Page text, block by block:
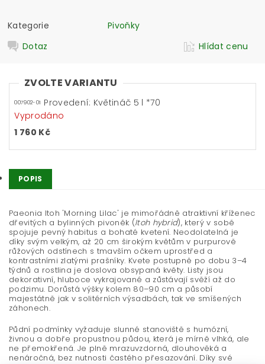
Kategorie
Pivoňky
Dotaz
Hlídat cenu
ZVOLTE VARIANTU
007902-01 Provedení: Květináč 5 l *70
Vyprodáno
1 760 Kč
POPIS
Paeonia Itoh 'Morning Lilac' je mimořádně atraktivní kříženec
dřevitých a bylinných pivoněk (Itoh hybrid), který v sobě
spojuje pevný habitus a bohaté kvetení. Neodolatelná je
díky svým velkým, až 20 cm širokým květům v purpurově
růžových odstínech s tmavším očkem uprostřed a
kontrastními zlatými prašníky. Kvete postupně po dobu 3–4
týdnů a rostlina je doslova obsypaná květy. Listy jsou
dekorativní, hluboce vykrajované a zůstávají svěží až do
podzimu. Dorůstá výšky kolem 80–90 cm a působí
majestátně jak v solitérních výsadbách, tak ve smíšených
záhonech.
Půdní podmínky vyžaduje slunné stanoviště s humózní,
živnou a dobře propustnou půdou, která je mírně vlhká, ale
ne přemokřená. Je plně mrazuvzdorná, dlouhověká a
nenáročná, bez nutnosti častého přesazování. Díky své